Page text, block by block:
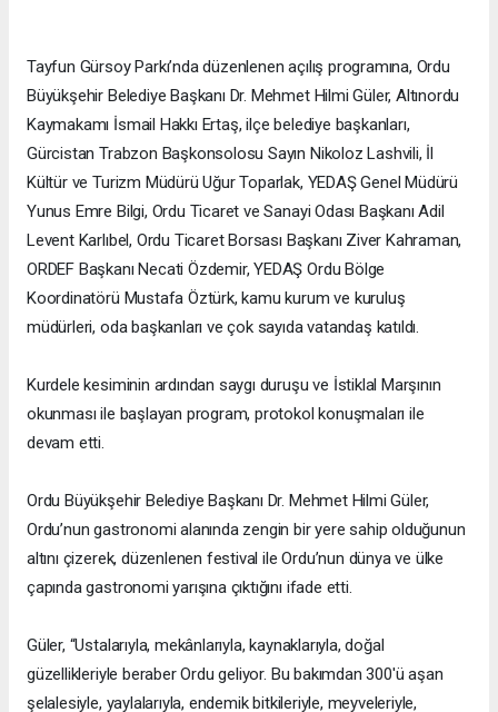
Tayfun Gürsoy Parkı’nda düzenlenen açılış programına, Ordu
Büyükşehir Belediye Başkanı Dr. Mehmet Hilmi Güler, Altınordu
Kaymakamı İsmail Hakkı Ertaş, ilçe belediye başkanları,
Gürcistan Trabzon Başkonsolosu Sayın Nikoloz Lashvili, İl
Kültür ve Turizm Müdürü Uğur Toparlak, YEDAŞ Genel Müdürü
Yunus Emre Bilgi, Ordu Ticaret ve Sanayi Odası Başkanı Adil
Levent Karlıbel, Ordu Ticaret Borsası Başkanı Ziver Kahraman,
ORDEF Başkanı Necati Özdemir, YEDAŞ Ordu Bölge
Koordinatörü Mustafa Öztürk, kamu kurum ve kuruluş
müdürleri, oda başkanları ve çok sayıda vatandaş katıldı.
Kurdele kesiminin ardından saygı duruşu ve İstiklal Marşının
okunması ile başlayan program, protokol konuşmaları ile
devam etti.
Ordu Büyükşehir Belediye Başkanı Dr. Mehmet Hilmi Güler,
Ordu’nun gastronomi alanında zengin bir yere sahip olduğunun
altını çizerek, düzenlenen festival ile Ordu’nun dünya ve ülke
çapında gastronomi yarışına çıktığını ifade etti.
Güler, “Ustalarıyla, mekânlarıyla, kaynaklarıyla, doğal
güzellikleriyle beraber Ordu geliyor. Bu bakımdan 300'ü aşan
şelalesiyle, yaylalarıyla, endemik bitkileriyle, meyveleriyle,